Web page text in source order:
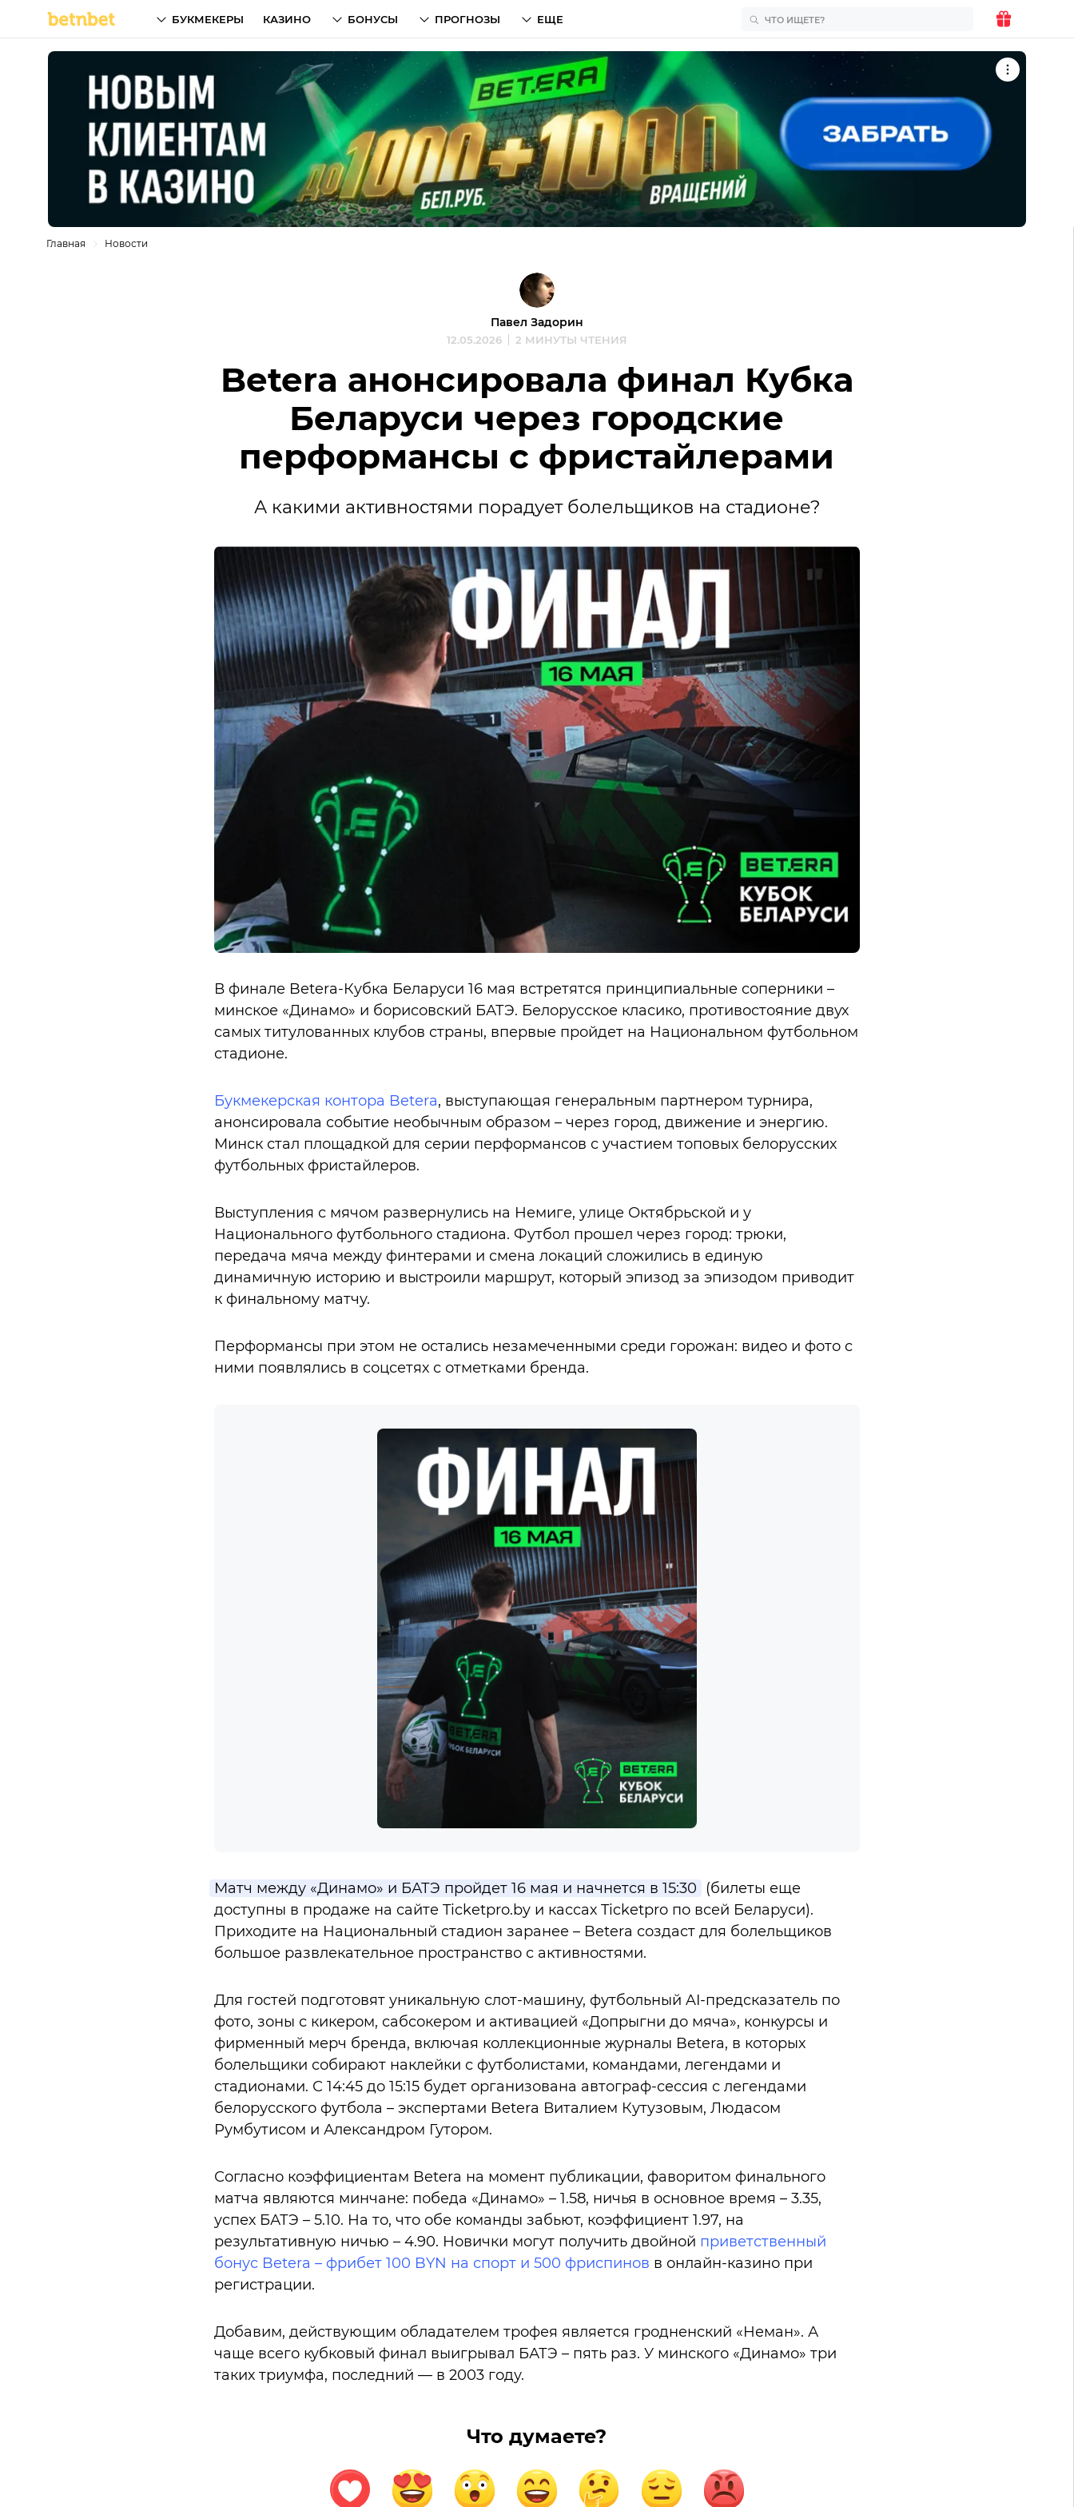
БУКМЕКЕРЫ КАЗИНО БОНУСЫ ПРОГНОЗЫ ЕЩЕ
Главная Новости
Павел Задорин
12.05.2026 2 МИНУТЫ ЧТЕНИЯ
Betera анонсировала финал Кубка
Беларуси через городские
перформансы с фристайлерами
А какими активностями порадует болельщиков на стадионе?
В финале Betera-Кубка Беларуси 16 мая встретятся принципиальные соперники –
минское «Динамо» и борисовский БАТЭ. Белорусское класико, противостояние двух
самых титулованных клубов страны, впервые пройдет на Национальном футбольном
стадионе.
Букмекерская контора Betera, выступающая генеральным партнером турнира,
анонсировала событие необычным образом – через город, движение и энергию.
Минск стал площадкой для серии перформансов с участием топовых белорусских
футбольных фристайлеров.
Выступления с мячом развернулись на Немиге, улице Октябрьской и у
Национального футбольного стадиона. Футбол прошел через город: трюки,
передача мяча между финтерами и смена локаций сложились в единую
динамичную историю и выстроили маршрут, который эпизод за эпизодом приводит
к финальному матчу.
Перформансы при этом не остались незамеченными среди горожан: видео и фото с
ними появлялись в соцсетях с отметками бренда.
Матч между «Динамо» и БАТЭ пройдет 16 мая и начнется в 15:30 (билеты еще
доступны в продаже на сайте Ticketpro.by и кассах Ticketpro по всей Беларуси).
Приходите на Национальный стадион заранее – Betera создаст для болельщиков
большое развлекательное пространство с активностями.
Для гостей подготовят уникальную слот-машину, футбольный AI-предсказатель по
фото, зоны с кикером, сабсокером и активацией «Допрыгни до мяча», конкурсы и
фирменный мерч бренда, включая коллекционные журналы Betera, в которых
болельщики собирают наклейки с футболистами, командами, легендами и
стадионами. С 14:45 до 15:15 будет организована автограф-сессия с легендами
белорусского футбола – экспертами Betera Виталием Кутузовым, Людасом
Румбутисом и Александром Гутором.
Согласно коэффициентам Betera на момент публикации, фаворитом финального
матча являются минчане: победа «Динамо» – 1.58, ничья в основное время – 3.35,
успех БАТЭ – 5.10. На то, что обе команды забьют, коэффициент 1.97, на
результативную ничью – 4.90. Новички могут получить двойной приветственный
бонус Betera – фрибет 100 BYN на спорт и 500 фриспинов в онлайн-казино при
регистрации.
Добавим, действующим обладателем трофея является гродненский «Неман». А
чаще всего кубковый финал выигрывал БАТЭ – пять раз. У минского «Динамо» три
таких триумфа, последний — в 2003 году.
Что думаете?